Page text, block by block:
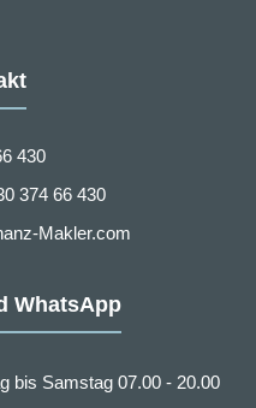
430
374 66 430
Makler.com
WhatsApp
bis Samstag 07.00 - 20.00